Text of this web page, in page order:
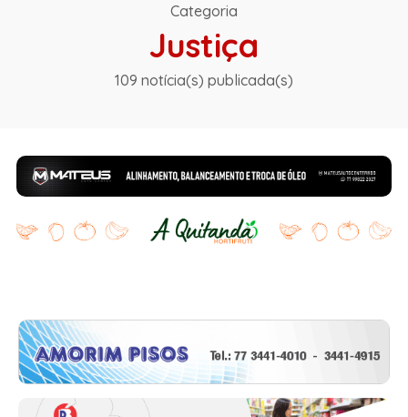
Categoria
Justiça
109 notícia(s) publicada(s)